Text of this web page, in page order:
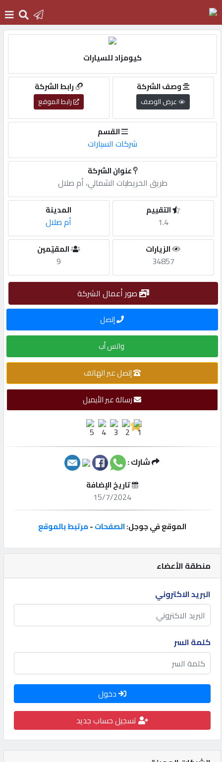
دخول
التسجيل
أضف
مطلوب
طلب
الأقسام
شركات
إعلانات
المنتدى
كيو
مزاد
نمبر
كيو
ماركت
منطقة الأعضاء
البريد الاكتروني
كلمة السر
دخول
تسجيل حساب جديد
كيومزاد للسيارات
رابط الشركة
رابط الموقع
وصف الشركة
عرض الوصف
القسم
شركات السيارات
عنوان الشركة
طريق الخريطيات الشمالي، أم صلال
المدينة
أم صلال
التقييم
1.4
المقيّمين
9
الزيارات
34857
صور أعمال الشركة
إتصل
واتس أب
إتصل عبر الهاتف
رسالة عبر الأيميل
شارك :
تاريخ الإضافة
15/7/2024
الموقع في جوجل:الصفحات-مرتبط بالموقع